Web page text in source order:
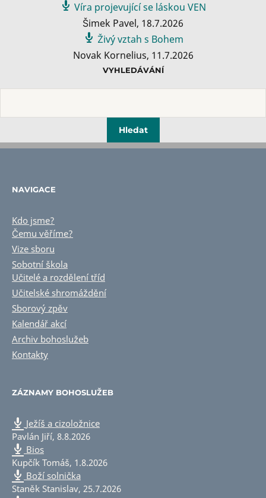
Víra projevující se láskou VEN
Šimek Pavel, 18.7.2026
Živý vztah s Bohem
Novak Kornelius, 11.7.2026
VYHLEDÁVÁNÍ
NAVIGACE
Kdo jsme?
Čemu věříme?
Vize sboru
Sobotní škola
Učitelé a rozdělení tříd
Učitelské shromáždění
Sborový zpěv
Kalendář akcí
Archiv bohoslužeb
Kontakty
ZÁZNAMY BOHOSLUŽEB
Ježíš a cizoložnice
Pavlán Jiří, 8.8.2026
Bios
Kupčík Tomáš, 1.8.2026
Boží solnička
Staněk Stanislav, 25.7.2026